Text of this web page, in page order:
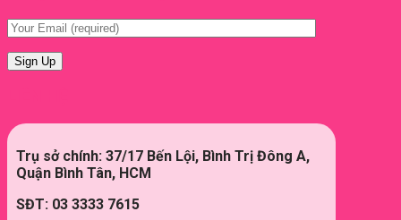
Trụ sở chính: 37/17 Bến Lội, Bình Trị Đông A,
Quận Bình Tân, HCM
SĐT: 03 3333 7615